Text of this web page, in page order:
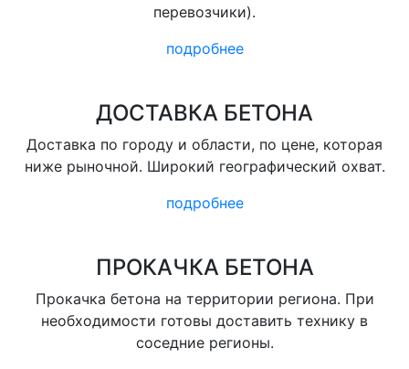
перевозчики).
подробнее
ДОСТАВКА БЕТОНА
Доставка по городу и области, по цене, которая
ниже рыночной. Широкий географический охват.
подробнее
ПРОКАЧКА БЕТОНА
Прокачка бетона на территории региона. При
необходимости готовы доставить технику в
соседние регионы.